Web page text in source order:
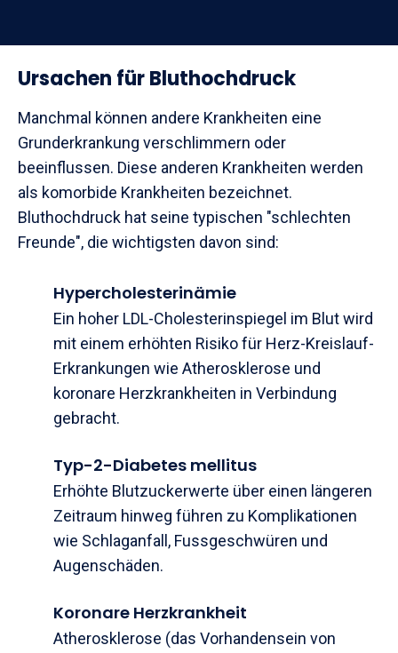
Ursachen für Bluthochdruck
Manchmal können andere Krankheiten eine
Grunderkrankung verschlimmern oder
beeinflussen. Diese anderen Krankheiten werden
als komorbide Krankheiten bezeichnet.
Bluthochdruck hat seine typischen "schlechten
Freunde", die wichtigsten davon sind:
Hypercholesterinämie
Ein hoher LDL-Cholesterinspiegel im Blut wird
mit einem erhöhten Risiko für Herz-Kreislauf-
Erkrankungen wie Atherosklerose und
koronare Herzkrankheiten in Verbindung
gebracht.
Typ-2-Diabetes mellitus
Erhöhte Blutzuckerwerte über einen längeren
Zeitraum hinweg führen zu Komplikationen
wie Schlaganfall, Fussgeschwüren und
Augenschäden.
Koronare Herzkrankheit
Atherosklerose (das Vorhandensein von